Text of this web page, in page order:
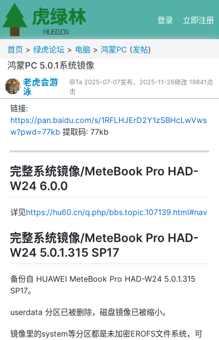
登录 立即注册
首页 > 绿虎论坛 > 电脑 > 鸿蒙PC (发帖)
鸿蒙PC 5.0.1系统镜像
老虎会游
泳
@Ta2025-07-07发布，2025-11-26修改 19841点
击
链接:
https://pan.baidu.com/s/1RFLHJErD2Y1zSBHcLwVws
w?pwd=77kb 提取码: 77kb
完整系统镜像/MeteBook Pro HAD-
W24 6.0.0
详见https://hu60.cn/q.php/bbs.topic.107139.html#nav
完整系统镜像/MeteBook Pro HAD-
W24 5.0.1.315 SP17
备份自 HUAWEI MeteBook Pro HAD-W24 5.0.1.315
SP17。
userdata 分区已被删除，磁盘镜像已被缩小。
镜像里的system等分区都是未加密EROFS文件系统，可